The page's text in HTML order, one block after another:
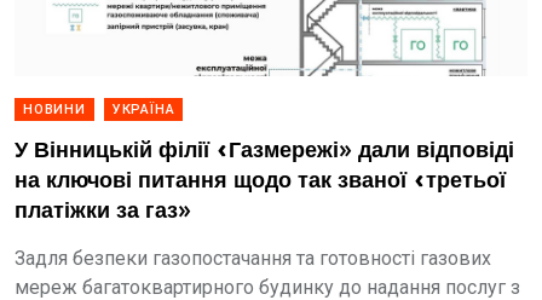
НОВИНИ УКРАЇНА
У Вінницькій філії «Газмережі» дали відповіді
на ключові питання щодо так званої «третьої
платіжки за газ»
Задля безпеки газопостачання та готовності газових
мереж багатоквартирного будинку до надання послуг з